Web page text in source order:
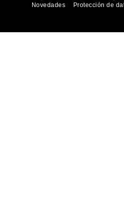
Novedades
Protección de